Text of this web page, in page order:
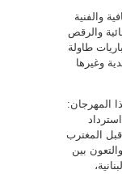
والفنية
والرقص
طاولة
وغيرها
المهرجان:
قبل المغترب
بين